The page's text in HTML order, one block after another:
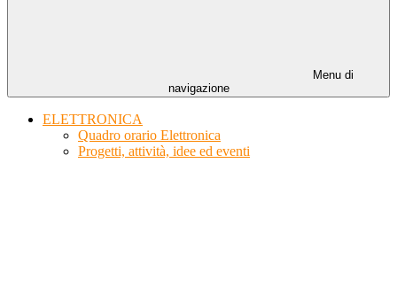
Menu di
navigazione
ELETTRONICA
Quadro orario Elettronica
Progetti, attività, idee ed eventi